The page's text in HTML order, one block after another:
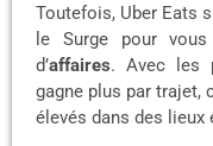
Toutefois, Uber Eats
le Surge pour
d’affaires. Avec les
gagne plus par trajet,
élevés dans des lieux